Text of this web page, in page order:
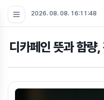
2026. 08. 08. 16:11:49
디카페인 뜻과 함량